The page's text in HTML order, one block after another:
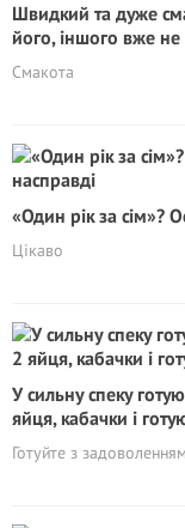
Швидкий та дуже
його, іншого вже не
Смакота
«Один рік за сім»?
Цікаво
У сильну спеку
яйця, кабачки і
Готуйте з